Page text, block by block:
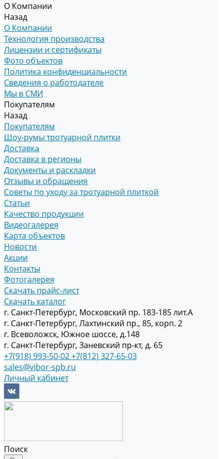
О Компании
Назад
О Компании
Технология производства
Лицензии и сертификаты
Фото объектов
Политика конфиденциальности
Сведения о работодателе
Мы в СМИ
Покупателям
Назад
Покупателям
Шоу-румы тротуарной плитки
Доставка
Доставка в регионы
Документы и раскладки
Отзывы и обращения
Советы по уходу за тротуарной плиткой
Статьи
Качество продукции
Видеогалерея
Карта объектов
Новости
Акции
Контакты
Фотогалерея
Скачать прайс-лист
Скачать каталог
г. Санкт-Петербург, Московский пр. 183-185 лит.А
г. Санкт-Петербург, Лахтинский пр., 85, корп. 2
г. Всеволожск, Южное шоссе, д.148
г. Санкт-Петербург, Заневский пр-кт, д. 65
+7(918) 993-50-02+7(812) 327-65-03
sales@vibor-spb.ru
Личный кабинет
Поиск